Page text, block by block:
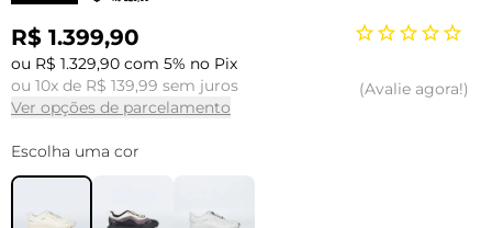
R$ 1.399,90
ou R$ 1.329,90 com 5% no Pix
ou 10x de R$ 139,99 sem juros
Ver opções de parcelamento
Avalie agora!
Escolha uma cor